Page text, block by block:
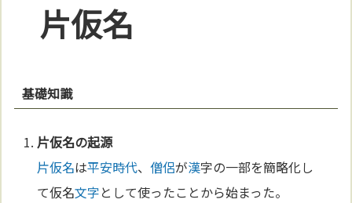
片仮名
基礎知識
片仮名の起源
片仮名は平安時代、僧侶が漢字の一部を簡略化し
て仮名文字として使ったことから始まった。